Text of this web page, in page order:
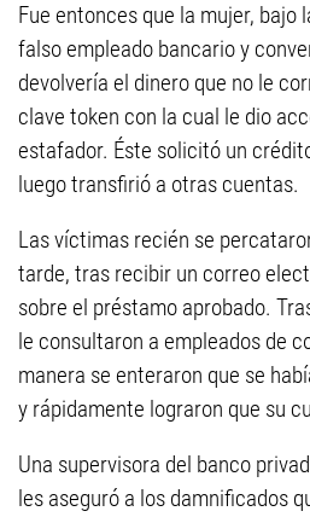
Fue entonces que la mujer, bajo
falso empleado bancario y
devolvería el dinero que no le
clave token con la cual le dio
estafador. Éste solicitó un
luego transfirió a otras cuentas.
Las víctimas recién se
tarde, tras recibir un correo
sobre el préstamo aprobado.
le consultaron a empleados de
manera se enteraron que se
y rápidamente lograron que su
Una supervisora del banco
les aseguró a los damnificados